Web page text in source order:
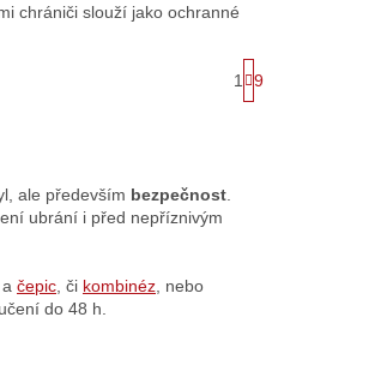
chrániči slouží jako ochranné
t
r
1 9
ale především bezpečnost.
ubrání i před nepříznivým
a čepic, či kombinéz, nebo
do 48 h.